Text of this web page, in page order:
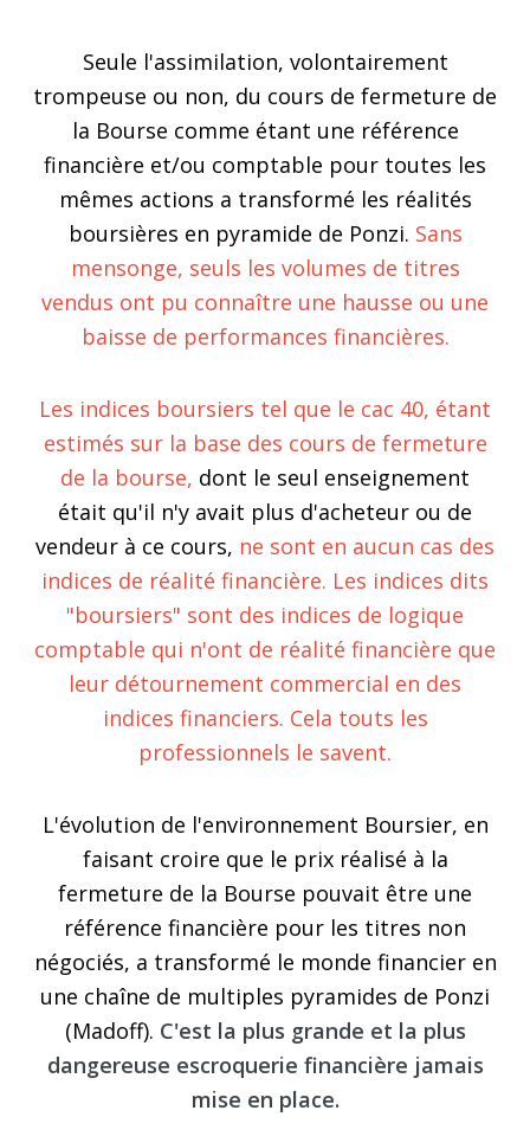
Seule l'assimilation, volontairement
trompeuse ou non, du cours de fermeture de
la Bourse comme étant une référence
financière et/ou comptable pour toutes les
mêmes actions a transformé les réalités
boursières en pyramide de Ponzi. Sans
mensonge, seuls les volumes de titres
vendus ont pu connaître une hausse ou une
baisse de performances financières.
Les indices boursiers tel que le cac 40, étant
estimés sur la base des cours de fermeture
de la bourse, dont le seul enseignement
était qu'il n'y avait plus d'acheteur ou de
vendeur à ce cours, ne sont en aucun cas des
indices de réalité financière. Les indices dits
"boursiers" sont des indices de logique
comptable qui n'ont de réalité financière que
leur détournement commercial en des
indices financiers. Cela touts les
professionnels le savent.
L'évolution de l'environnement Boursier, en
faisant croire que le prix réalisé à la
fermeture de la Bourse pouvait être une
référence financière pour les titres non
négociés, a transformé le monde financier en
une chaîne de multiples pyramides de Ponzi
(Madoff). C'est la plus grande et la plus
dangereuse escroquerie financière jamais
mise en place.